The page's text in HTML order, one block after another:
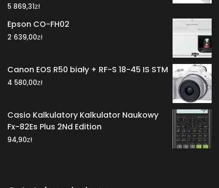
5 869,31zł
Epson CO-FH02
2 639,00zł
Canon EOS R50 biały + RF-S 18-45 IS STM
4 580,00zł
Casio Kalkulatory Kalkulator Naukowy
Fx-82Es Plus 2Nd Edition
94,90zł